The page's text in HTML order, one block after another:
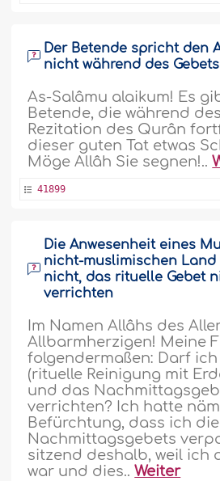
Der Betende spricht den
nicht während des
As-Salâmu alaikum! Es
Betende, die während
Rezitation des Qurân
dieser guten Tat etwas
Möge Allâh Sie segnen!..
41899
Die Anwesenheit eines
nicht-muslimischen
nicht, das rituelle Gebet
verrichten
Im Namen Allâhs des
Allbarmherzigen! Meine
folgendermaßen: Darf ich
(rituelle Reinigung mit
und das
verrichten? Ich hatte
Befürchtung, dass ich
Nachmittagsgebets
sitzend deshalb, weil ich
war und dies..Weiter